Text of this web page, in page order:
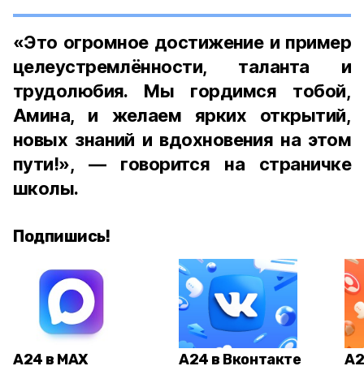
«Это огромное достижение и пример
целеустремлённости, таланта и
трудолюбия. Мы гордимся тобой,
Амина, и желаем ярких открытий,
новых знаний и вдохновения на этом
пути!», — говорится на страничке
школы.
Подпишись!
А24 в MAX А24 в Вконтакте